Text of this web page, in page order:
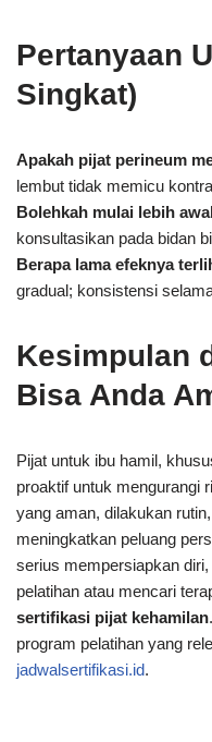
Pertanyaan
Singkat)
Apakah pijat perineum
lembut tidak memicu
Bolehkah mulai lebih
konsultasikan pada bidan
Berapa lama efeknya
gradual; konsistensi
Kesimpulan
Bisa Anda
Pijat untuk ibu hamil,
proaktif untuk mengurangi
yang aman, dilakukan
meningkatkan peluang
serius mempersiapkan
pelatihan atau mencari
sertifikasi pijat kehamilan
program pelatihan yang
jadwalsertifikasi.id.